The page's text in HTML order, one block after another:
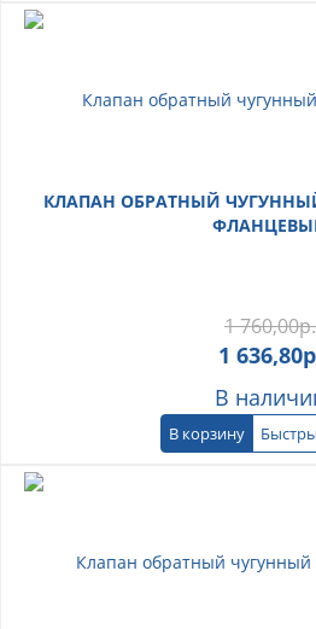
КЛАПАН ОБРАТНЫЙ ЧУГУННЫЙ
1 760,00р.
1 636,80
В
В корзину